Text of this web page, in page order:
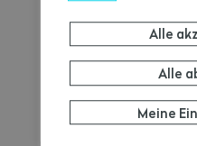
LMV Time-Check
Die Schweizerische
kommission
Unternehmen und
Berufskommissionen
Alle
Alle
Meine